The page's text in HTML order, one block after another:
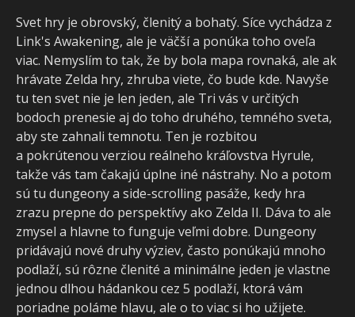
Svet hry je obrovský, členitý a bohatý. Síce vychádza z
Link's Awakening, ale je väčší a ponúka toho oveľa
viac. Nemyslím to tak, že by bola mapa rovnaká, ale ak
hrávate Zelda hry, zhruba viete, čo bude kde. Navyše
tu ten svet nie je len jeden, ale Tri vás v určitých
bodoch prenesie aj do toho druhého, temného sveta,
aby ste zahnali temnotu. Ten je rozbitou
a pokrútenou verziou reálneho kráľovstva Hyrule,
takže vás tam čakajú úplne iné nástrahy. No a potom
sú tu dungeony a side-scrolling pasáže, kedy hra
zrazu prepne do perspektívy ako Zelda II. Dáva to ale
zmysel a hlavne to funguje veľmi dobre. Dungeony
pridávajú nové druhy výziev, často ponúkajú mnoho
podlaží, sú rôzne členité a minimálne jeden je vlastne
jednou dlhou hádankou cez 5 podlaží, ktorá vám
poriadne poláme hlavu, ale o to viac si ho užijete.